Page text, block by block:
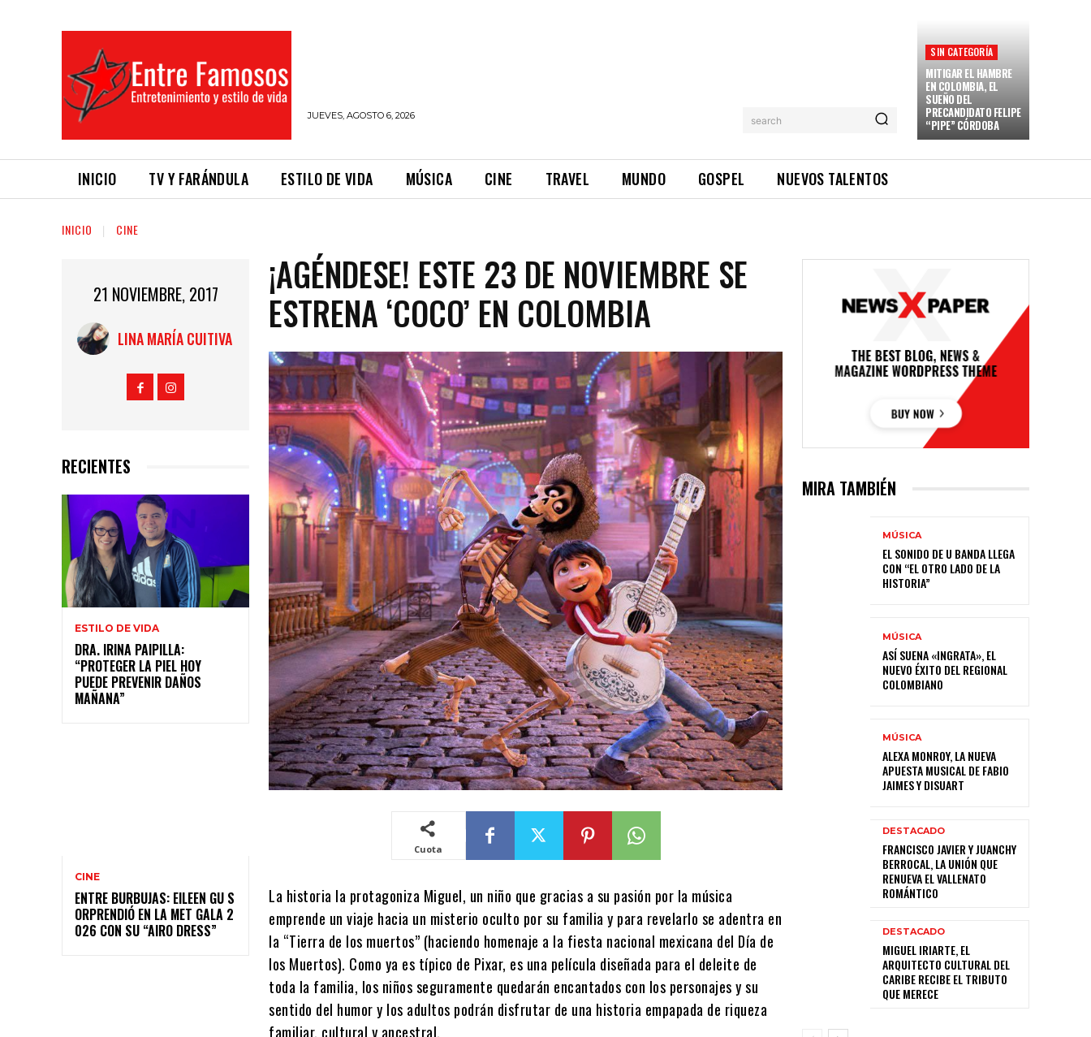
JUEVES, AGOSTO 6, 2026 search
SIN CATEGORÍA
MITIGAR EL HAMBRE
EN COLOMBIA, EL
SUEÑO DEL
PRECANDIDATO FELIPE
“PIPE” CÓRDOBA
INICIO TV Y FARÁNDULA ESTILO DE VIDA MÚSICA CINE TRAVEL MUNDO GOSPEL NUEVOS TALENTOS
INICIO CINE
21 NOVIEMBRE, 2017
LINA MARÍA CUITIVA
RECIENTES
ESTILO DE VIDA
DRA. IRINA PAIPILLA:
“PROTEGER LA PIEL HOY
PUEDE PREVENIR DAÑOS
MAÑANA”
CINE
ENTRE BURBUJAS: EILEEN GU S
ORPRENDIÓ EN LA MET GALA 2
026 CON SU “AIRO DRESS”
¡AGÉNDESE! ESTE 23 DE NOVIEMBRE SE
ESTRENA ‘COCO’ EN COLOMBIA
Cuota
La historia la protagoniza Miguel, un niño que gracias a su pasión por la música
emprende un viaje hacia un misterio oculto por su familia y para revelarlo se adentra en
la “Tierra de los muertos” (haciendo homenaje a la fiesta nacional mexicana del Día de
los Muertos). Como ya es típico de Pixar, es una película diseñada para el deleite de
toda la familia, los niños seguramente quedarán encantados con los personajes y su
sentido del humor y los adultos podrán disfrutar de una historia empapada de riqueza
familiar, cultural y ancestral.
MIRA TAMBIÉN
MÚSICA
EL SONIDO DE U BANDA LLEGA
CON “EL OTRO LADO DE LA
HISTORIA”
MÚSICA
ASÍ SUENA «INGRATA», EL
NUEVO ÉXITO DEL REGIONAL
COLOMBIANO
MÚSICA
ALEXA MONROY, LA NUEVA
APUESTA MUSICAL DE FABIO
JAIMES Y DISUART
DESTACADO
FRANCISCO JAVIER Y JUANCHY
BERROCAL, LA UNIÓN QUE
RENUEVA EL VALLENATO
ROMÁNTICO
DESTACADO
MIGUEL IRIARTE, EL
ARQUITECTO CULTURAL DEL
CARIBE RECIBE EL TRIBUTO
QUE MERECE